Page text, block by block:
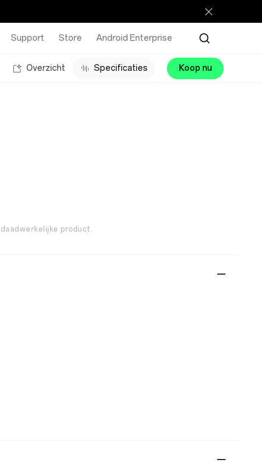
Support Store Android Enterprise
Overzicht Specificaties Koop nu
product.